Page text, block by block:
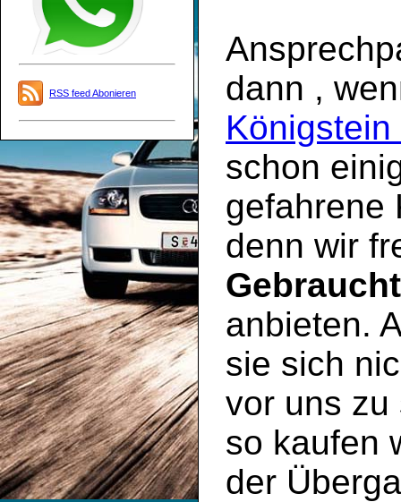
RSS feed Abonieren
dann ,
Königstein
schon
gefahrene
denn wir
Gebraucht
anbieten.
sie sich
vor uns
so kaufen
der